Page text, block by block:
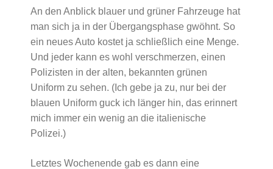
An den Anblick blauer und grüner Fahrzeuge hat
man sich ja in der Übergangsphase gwöhnt. So
ein neues Auto kostet ja schließlich eine Menge.
Und jeder kann es wohl verschmerzen, einen
Polizisten in der alten, bekannten grünen
Uniform zu sehen. (Ich gebe ja zu, nur bei der
blauen Uniform guck ich länger hin, das erinnert
mich immer ein wenig an die italienische
Polizei.)
Letztes Wochenende gab es dann eine